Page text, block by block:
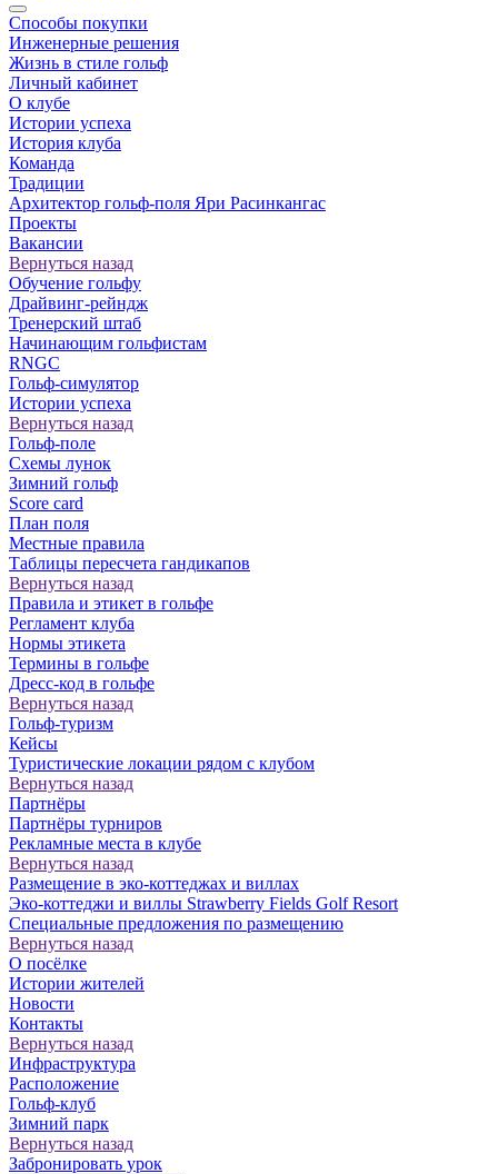
Способы покупки
Инженерные решения
Жизнь в стиле гольф
Личный кабинет
О клубе
Истории успеха
История клуба
Команда
Традиции
Архитектор гольф-поля Яри Расинкангас
Проекты
Вакансии
Вернуться назад
Обучение гольфу
Драйвинг-рейндж
Тренерский штаб
Начинающим гольфистам
RNGC
Гольф-симулятор
Истории успеха
Вернуться назад
Гольф-поле
Схемы лунок
Зимний гольф
Score card
План поля
Местные правила
Таблицы пересчета гандикапов
Вернуться назад
Правила и этикет в гольфе
Регламент клуба
Нормы этикета
Термины в гольфе
Дресс-код в гольфе
Вернуться назад
Гольф-туризм
Кейсы
Туристические локации рядом с клубом
Вернуться назад
Партнёры
Партнёры турниров
Рекламные места в клубе
Вернуться назад
Размещение в эко-коттеджах и виллах
Эко-коттеджи и виллы Strawberry Fields Golf Resort
Специальные предложения по размещению
Вернуться назад
О посёлке
Истории жителей
Новости
Контакты
Вернуться назад
Инфраструктура
Расположение
Гольф-клуб
Зимний парк
Вернуться назад
Забронировать урок